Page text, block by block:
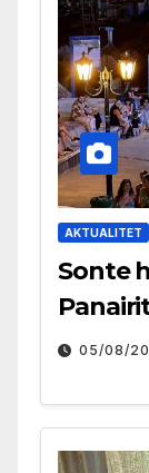
AKTUALITET
Sonte
05/08/